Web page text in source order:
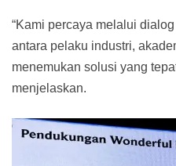
“Kami percaya melalui
antara pelaku industri,
menemukan solusi yang
menjelaskan.